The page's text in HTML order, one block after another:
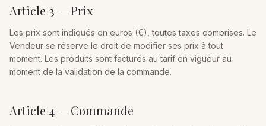
Article 3 — Prix
Les prix sont indiqués en euros (€), toutes taxes comprises. Le
Vendeur se réserve le droit de modifier ses prix à tout
moment. Les produits sont facturés au tarif en vigueur au
moment de la validation de la commande.
Article 4 — Commande